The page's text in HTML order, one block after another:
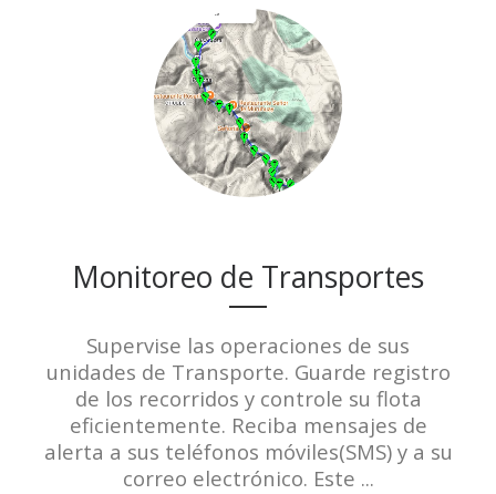
Monitoreo de Transportes
Supervise las operaciones de sus
unidades de Transporte. Guarde registro
de los recorridos y controle su flota
eficientemente. Reciba mensajes de
alerta a sus teléfonos móviles(SMS) y a su
correo electrónico. Este ...